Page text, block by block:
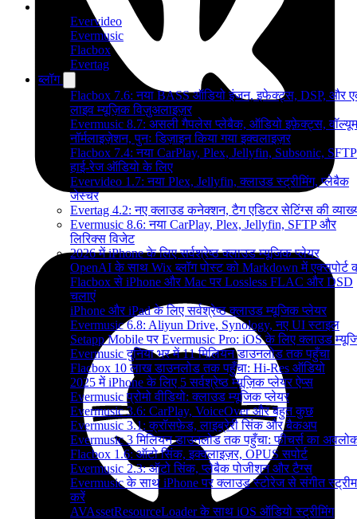
Evervideo
Evermusic
Flacbox
Evertag
ब्लॉग
Flacbox 7.6: नया BASS ऑडियो इंजन, इफेक्ट्स, DSP, और
लाइव म्यूज़िक विज़ुअलाइज़र
Evermusic 8.7: असली गैपलेस प्लेबैक, ऑडियो इफ़ेक्ट्स, वॉल्यूम
नॉर्मलाइज़ेशन, पुनः डिज़ाइन किया गया इक्वलाइज़र
Flacbox 7.4: नया CarPlay, Plex, Jellyfin, Subsonic, SFTP
हाई-रेज ऑडियो के लिए
Evervideo 1.7: नया Plex, Jellyfin, क्लाउड स्ट्रीमिंग, प्लेबैक
जेस्चर
Evertag 4.2: नए क्लाउड कनेक्शन, टैग एडिटर सेटिंग्स की
Evermusic 8.6: नया CarPlay, Plex, Jellyfin, SFTP और
लिरिक्स विजेट
2026 में iPhone के लिए सर्वश्रेष्ठ क्लाउड म्यूजिक प्लेयर
OpenAI के साथ Wix ब्लॉग पोस्ट को Markdown में एक्सपोर्ट
Flacbox से iPhone और Mac पर Lossless FLAC और DSD
चलाएं
iPhone और iPad के लिए सर्वश्रेष्ठ क्लाउड म्यूजिक प्लेयर
Evermusic 6.8: Aliyun Drive, Synology, नए UI स्टाइल
Setapp Mobile पर Evermusic Pro: iOS के लिए क्लाउड
Evermusic दुनिया भर में 11 मिलियन डाउनलोड तक पहुँचा
Flacbox 10 लाख डाउनलोड तक पहुँचा: Hi-Res ऑडियो
2025 में iPhone के लिए 5 सर्वश्रेष्ठ म्यूज़िक प्लेयर ऐप्स
Evermusic प्रोमो वीडियो: क्लाउड म्यूजिक प्लेयर
Evermusic 3.6: CarPlay, VoiceOver और बहुत कुछ
Evermusic 3.1: क्रॉसफ़ेड, लाइब्रेरी सिंक और बैकअप
Evermusic 3 मिलियन डाउनलोड तक पहुँचा: फीचर्स का
Flacbox 1.6: ऑटो सिंक, इक्वलाइज़र, OPUS सपोर्ट
Evermusic 2.3: ऑटो सिंक, प्लेबैक पोजीशन और टैग्स
Evermusic के साथ iPhone पर क्लाउड स्टोरेज से संगीत स्ट्रीम
करें
AVAssetResourceLoader के साथ iOS ऑडियो स्ट्रीमिंग